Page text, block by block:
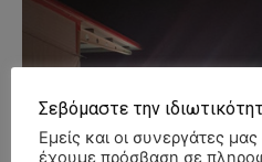
Σεβόμαστε την
Εμείς και οι συνεργάτες
έχουμε πρόσβαση σε